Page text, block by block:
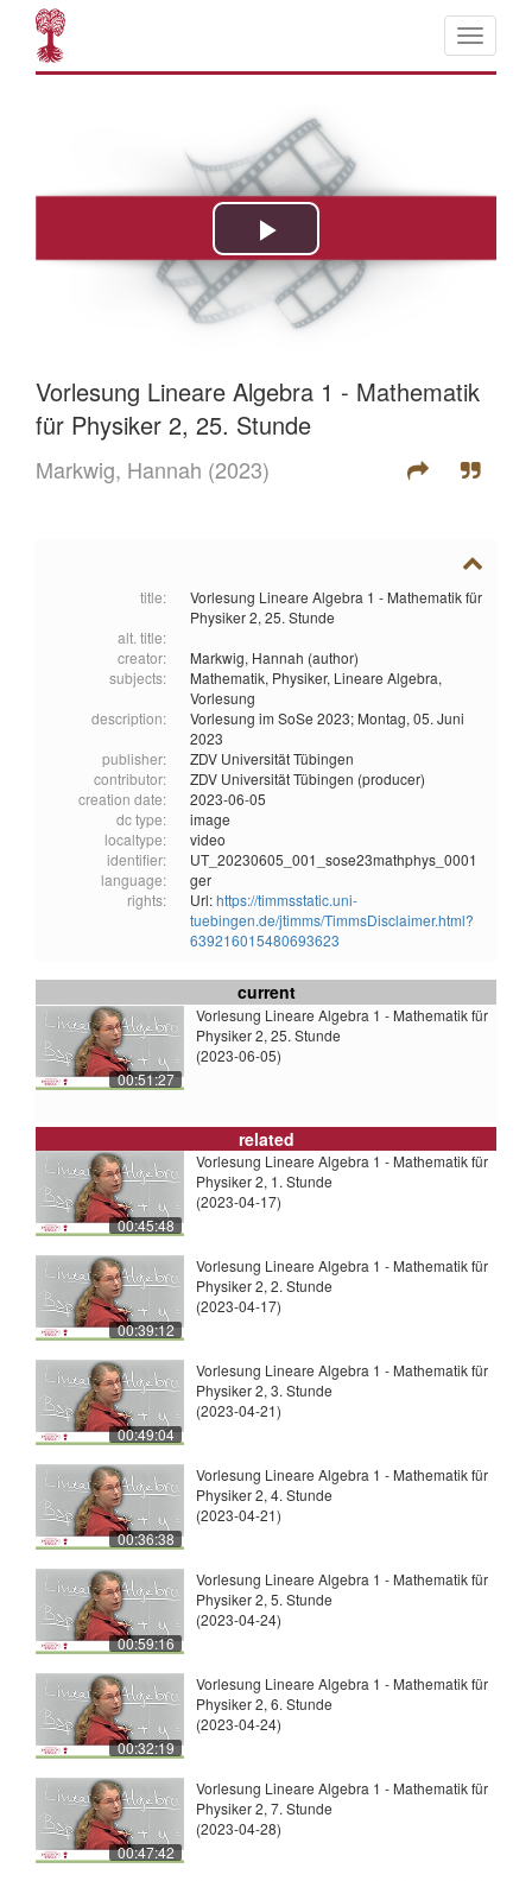
Vorlesung Lineare Algebra 1 - Mathematik
für Physiker 2, 25. Stunde
Markwig, Hannah (2023)
title:
Vorlesung Lineare Algebra 1 - Mathematik für
Physiker 2, 25. Stunde
alt. title:
creator:
Markwig, Hannah (author)
subjects:
Mathematik, Physiker, Lineare Algebra,
Vorlesung
description:
Vorlesung im SoSe 2023; Montag, 05. Juni
2023
publisher:
ZDV Universität Tübingen
contributor:
ZDV Universität Tübingen (producer)
creation date:
2023-06-05
dc type:
image
localtype:
video
identifier:
UT_20230605_001_sose23mathphys_0001
language:
ger
rights:
Url:https://timmsstatic.uni-
tuebingen.de/jtimms/TimmsDisclaimer.html?
639216015480693623
current
00:51:27
Vorlesung Lineare Algebra 1 - Mathematik für
Physiker 2, 25. Stunde
(2023-06-05)
related
00:45:48
Vorlesung Lineare Algebra 1 - Mathematik für
Physiker 2, 1. Stunde
(2023-04-17)
00:39:12
Vorlesung Lineare Algebra 1 - Mathematik für
Physiker 2, 2. Stunde
(2023-04-17)
00:49:04
Vorlesung Lineare Algebra 1 - Mathematik für
Physiker 2, 3. Stunde
(2023-04-21)
00:36:38
Vorlesung Lineare Algebra 1 - Mathematik für
Physiker 2, 4. Stunde
(2023-04-21)
00:59:16
Vorlesung Lineare Algebra 1 - Mathematik für
Physiker 2, 5. Stunde
(2023-04-24)
00:32:19
Vorlesung Lineare Algebra 1 - Mathematik für
Physiker 2, 6. Stunde
(2023-04-24)
00:47:42
Vorlesung Lineare Algebra 1 - Mathematik für
Physiker 2, 7. Stunde
(2023-04-28)